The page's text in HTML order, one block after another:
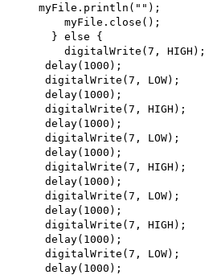
myFile.println("");
myFile.close();
} else {
digitalWrite(7, HIGH);
delay(1000);
digitalWrite(7, LOW);
delay(1000);
digitalWrite(7, HIGH);
delay(1000);
digitalWrite(7, LOW);
delay(1000);
digitalWrite(7, HIGH);
delay(1000);
digitalWrite(7, LOW);
delay(1000);
digitalWrite(7, HIGH);
delay(1000);
digitalWrite(7, LOW);
delay(1000);